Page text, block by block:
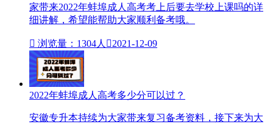
家带来2022年蚌埠成人高考考上后要去学校上课吗的详
细讲解，希望能帮助大家顺利备考哦。
 浏览量：1304人 2021-12-09
2022年蚌埠成人高考多少分可以过？
安徽专升本持续为大家带来复习备考资料，接下来为大